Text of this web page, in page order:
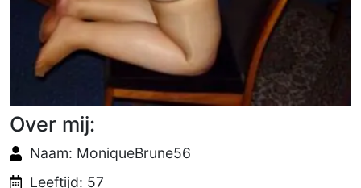
Over mij:
Naam: MoniqueBrune56
Leeftijd: 57